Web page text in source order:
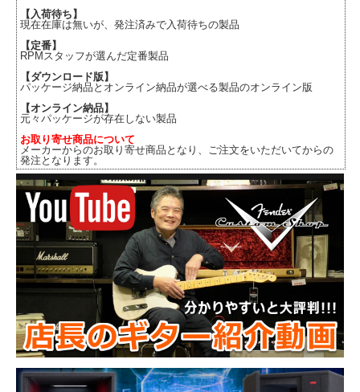
【入荷待ち】
現在在庫は無いが、発注済みで入荷待ちの製品
【定番】
RPMスタッフが選んだ定番製品
【ダウンロード版】
パッケージ納品とオンライン納品が選べる製品のオンライン版
【オンライン納品】
元々パッケージが存在しない製品
お取り寄せ商品について
メーカーからのお取り寄せ商品となり、ご注文をいただいてからの
発注となります。